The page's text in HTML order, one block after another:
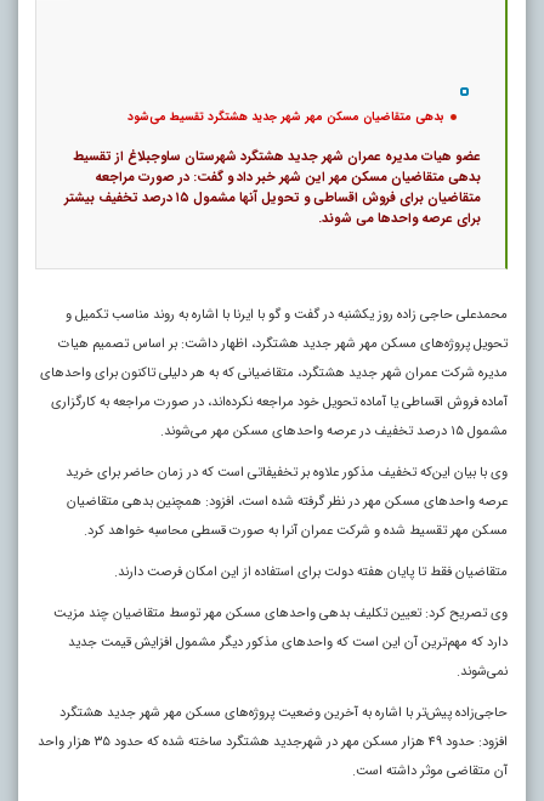
بدهی متقاضیان مسکن مهر شهر جدید هشتگرد تقسیط می‌شود
عضو هیات مدیره عمران شهر جدید هشتگرد شهرستان ساوجبلاغ از تقسیط
بدهی متقاضیان مسکن مهر این شهر خبر داد و گفت: در صورت مراجعه
متقاضیان برای فروش اقساطی و تحویل آنها مشمول ۱۵ درصد تخفیف بیشتر
برای عرصه واحدها می شوند.
محمدعلی حاجی زاده روز یکشنبه در گفت و گو با ایرنا با اشاره به روند مناسب تکمیل و
تحویل پروژه‌های مسکن مهر شهر جدید هشتگرد، اظهار داشت: بر اساس تصمیم هیات
مدیره شرکت عمران شهر جدید هشتگرد، متقاضیانی که به هر دلیلی تاکنون برای واحدهای
آماده فروش اقساطی یا آماده تحویل خود مراجعه نکرده‌اند، در صورت مراجعه به کارگزاری
مشمول ۱۵ درصد تخفیف در عرصه واحدهای مسکن مهر می‌شوند.
وی با بیان این‌که تخفیف مذکور علاوه بر تخفیفاتی است که در زمان حاضر برای خرید
عرصه واحدهای مسکن مهر در نظر گرفته شده است،‌ افزود: همچنین بدهی متقاضیان
مسکن مهر تقسیط شده و شرکت عمران آنرا به صورت قسطی محاسبه خواهد کرد.
متقاضیان فقط تا پایان هفته دولت برای استفاده از این امکان فرصت دارند.
وی تصریح کرد: تعیین تکلیف بدهی واحدهای مسکن مهر توسط متقاضیان چند مزیت
دارد که مهم‌ترین آن این است که واحدهای مذکور دیگر مشمول افزایش قیمت جدید
نمی‌شوند.
حاجی‌زاده پیش‌تر با اشاره به آخرین وضعیت پروژه‌های مسکن مهر شهر جدید هشتگرد
افزود: حدود ۴۹ هزار مسکن مهر در شهرجدید هشتگرد ساخته شده که حدود ۳۵ هزار واحد
آن متقاضی موثر داشته است.